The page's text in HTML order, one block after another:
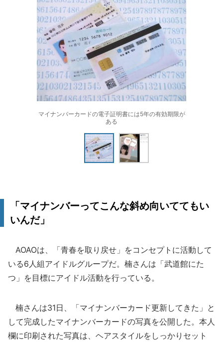
マイナンバーカードの電子証明書には5年の有効期限が
ある
「マイナンバーってこんな斜め向いててもい
いんだ」
AOAOは、「青春を取り戻せ」をコンセプトに活動して
いる6人組アイドルグループだ。楠さんは「武道館にた
つ」を目標にアイドル活動を行っている。
楠さんは31日、「マイナンバーカード更新してきた」と
して完成したマイナンバーカードの写真を公開した。本人
欄に印刷された写真は、ヘアスタイルをしっかりセット